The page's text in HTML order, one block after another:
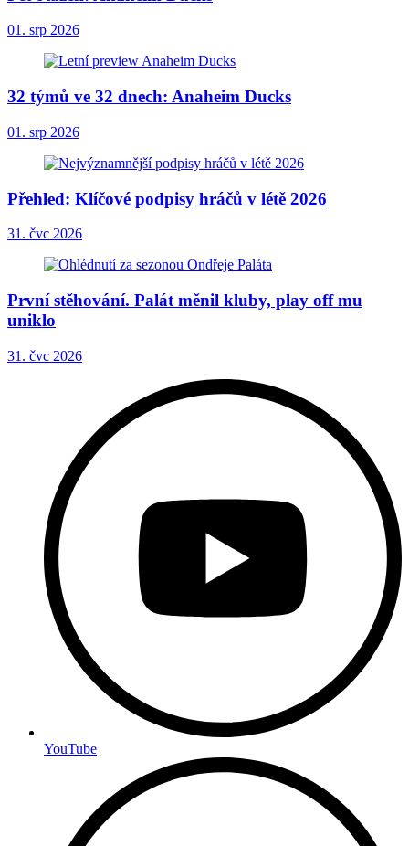
01. srp 2026
32 týmů ve 32 dnech: Anaheim Ducks
01. srp 2026
Přehled: Klíčové podpisy hráčů v létě 2026
31. čvc 2026
První stěhování. Palát měnil kluby, play off mu
uniklo
31. čvc 2026
YouTube